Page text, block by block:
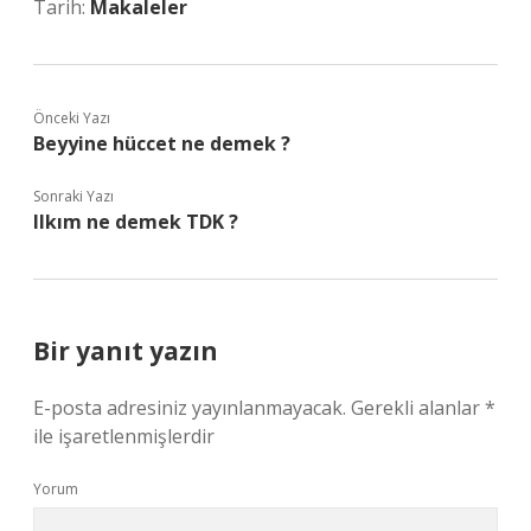
Tarih: Makaleler
Önceki Yazı
Beyyine hüccet ne demek ?
Sonraki Yazı
Ilkım ne demek TDK ?
Bir yanıt yazın
E-posta adresiniz yayınlanmayacak. Gerekli alanlar*
ile işaretlenmişlerdir
Yorum